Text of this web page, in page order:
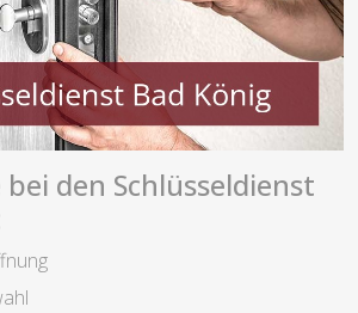
den Schlüsseldienst